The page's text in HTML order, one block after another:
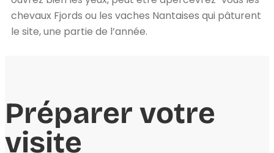
chevaux Fjords ou les vaches Nantaises qui pâturent
le site, une partie de l’année.
Préparer votre
visite